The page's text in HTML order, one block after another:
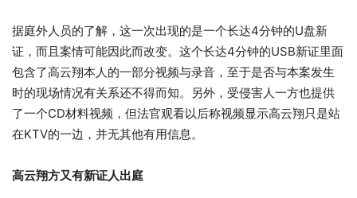
据庭外人员的了解，这一次出现的是一个长达4分钟的U盘新
证，而且案情可能因此而改变。这个长达4分钟的USB新证里面
包含了高云翔本人的一部分视频与录音，至于是否与本案发生
时的现场情况有关系还不得而知。另外，受侵害人一方也提供
了一个CD材料视频，但法官观看以后称视频显示高云翔只是站
在KTV的一边，并无其他有用信息。
高云翔方又有新证人出庭